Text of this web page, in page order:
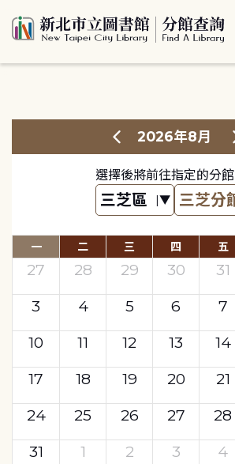
2026年8月
選擇後將前往指定的分館
一 二 三 四 五
27 28 29 30 31
3
4 5 6 7
10
11 12 13 14
17
18 19 20 21
24
25 26 27 28
31
1 2 3 4